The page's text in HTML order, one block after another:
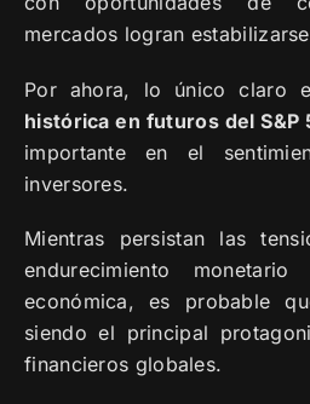
mercados logran
Por ahora, lo único claro
histórica en futuros del S&P
importante en el
inversores.
Mientras persistan las
endurecimiento
económica, es probable
siendo el principal
financieros globales.